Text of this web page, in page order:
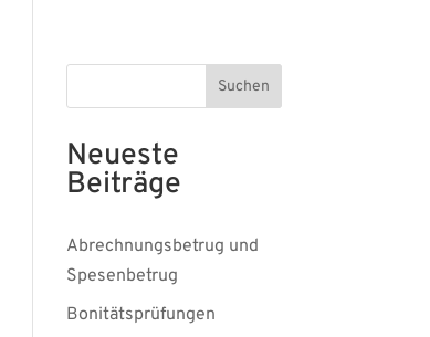
Suchen
Neueste
Beiträge
Abrechnungsbetrug und
Spesenbetrug
Bonitätsprüfungen